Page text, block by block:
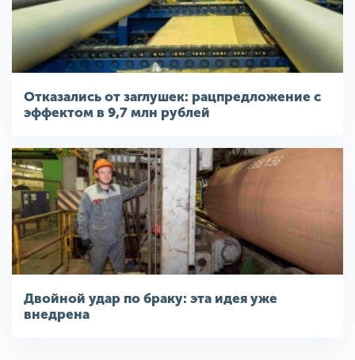
Отказались от заглушек: рацпредложение с
эффектом в 9,7 млн рублей
Двойной удар по браку: эта идея уже
внедрена